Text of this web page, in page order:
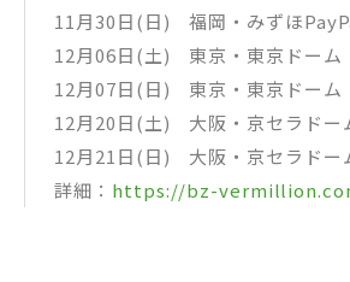
11月30日(日) 福岡・みずほ
12月06日(土) 東京・東京ドーム
12月07日(日) 東京・東京ドーム
12月20日(土) 大阪・京セラドー
12月21日(日) 大阪・京セラドー
詳細： https://bz-